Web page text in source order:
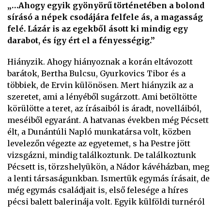
„…Ahogy egyik gyönyörű történetében a bolond
sírásó a népek csodájára felfele ás, a magasság
felé. Lázár is az egekből ásott ki mindig egy
darabot, és így ért el a fényességig.”
Hiányzik. Ahogy hiányoznak a korán eltávozott
barátok, Bertha Bulcsu, Gyurkovics Tibor és a
többiek, de Ervin különösen. Mert hiányzik az a
szeretet, ami a lényéből sugárzott. Ami betöltötte
körülötte a teret, az írásaiból is áradt, novelláiból,
meséiből egyaránt. A hatvanas években még Pécsett
élt, a Dunántúli Napló munkatársa volt, közben
levelezőn végezte az egyetemet, s ha Pestre jött
vizsgázni, mindig találkoztunk. De találkoztunk
Pécsett is, törzshelyükön, a Nádor kávéházban, meg
a lenti társaságunkban. Ismertük egymás írásait, de
még egymás családjait is, első felesége a híres
pécsi balett balerinája volt. Egyik külföldi turnéról